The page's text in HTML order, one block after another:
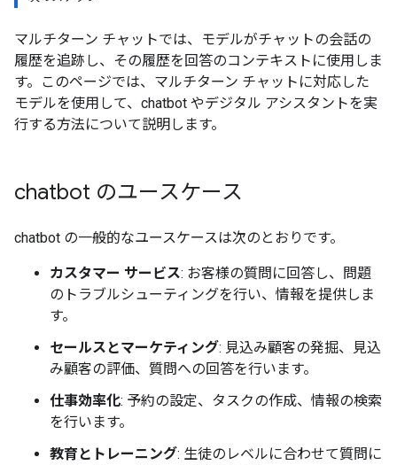
マルチターン チャットでは、モデルがチャットの会話の
履歴を追跡し、その履歴を回答のコンテキストに使用しま
す。このページでは、マルチターン チャットに対応した
モデルを使用して、chatbot やデジタル アシスタントを実
行する方法について説明します。
chatbot のユースケース
chatbot の一般的なユースケースは次のとおりです。
カスタマー サービス: お客様の質問に回答し、問題
のトラブルシューティングを行い、情報を提供しま
す。
セールスとマーケティング: 見込み顧客の発掘、見込
み顧客の評価、質問への回答を行います。
仕事効率化: 予約の設定、タスクの作成、情報の検索
を行います。
教育とトレーニング: 生徒のレベルに合わせて質問に